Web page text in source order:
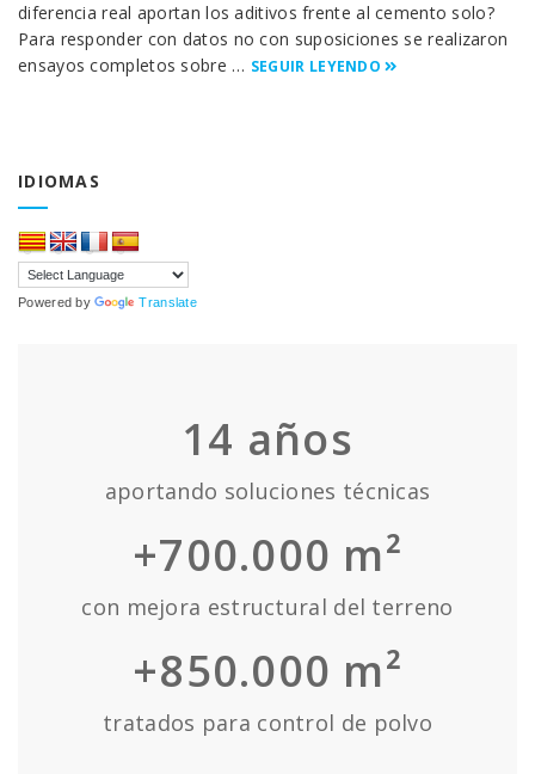
diferencia real aportan los aditivos frente al cemento solo?
Para responder con datos no con suposiciones se realizaron
ensayos completos sobre … SEGUIR LEYENDO
IDIOMAS
Powered by Translate
14 años
aportando soluciones técnicas
+700.000 m²
con mejora estructural del terreno
+850.000 m²
tratados para control de polvo